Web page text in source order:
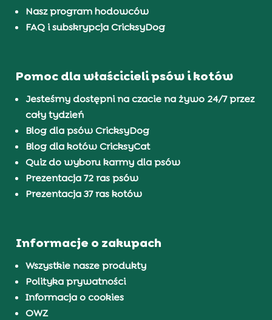
Nasz program hodowców
FAQ i subskrypcja CricksyDog
Pomoc dla właścicieli psów i kotów
Jesteśmy dostępni na czacie na żywo 24/7 przez
cały tydzień
Blog dla psów CricksyDog
Blog dla kotów CricksyCat
Quiz do wyboru karmy dla psów
Prezentacja 72 ras psów
Prezentacja 37 ras kotów
Informacje o zakupach
Wszystkie nasze produkty
Polityka prywatności
Informacja o cookies
OWZ